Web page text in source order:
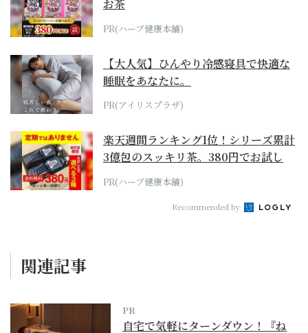
お茶
PR(ハーブ健康本舗)
【大人気】ひんやり冷感寝具で快適な
睡眠をあなたに。
PR(アイリスプラザ)
楽天週間ランキング1位！シリーズ累計
3億包のスッキリ茶。380円でお試し
PR(ハーブ健康本舗)
Recommended by
関連記事
PR
自宅で気軽にターンダウン！『ね